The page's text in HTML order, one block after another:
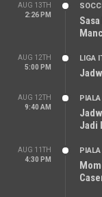
AUG 13TH
2:26 PM
AUG 12TH
5:00 PM
LIGA
AUG 12TH
9:40 AM
Jadi
AUG 11TH
4:30 PM
PIALA